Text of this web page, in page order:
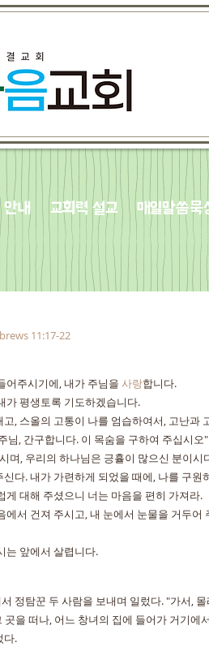
안내 교회력 설교 매일말씀묵
11:17-22
어주시기에, 내가 주님을 사랑합니다.
가 평생토록 기도하겠습니다.
, 스올의 고통이 나를 엄습하여서, 고난과
님, 간구합니다. 이 목숨을 구하여 주십시오
며, 우리의 하나님은 긍휼이 많으신 분이시
다. 내가 가련하게 되었을 때에, 나를 구원
게 대해 주셨으니 너는 마음을 편히 가져라.
에서 건져 주시고, 내 눈에서 눈물을 거두어
는 앞에서 살렵니다.
정탐꾼 두 사람을 보내며 일렀다. "가서,
곳을 떠나, 어느 창녀의 집에 들어가 거기에
다.